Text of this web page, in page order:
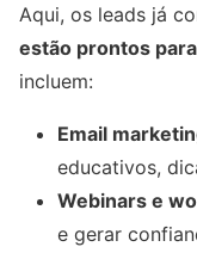
Aqui, os leads já
estão prontos
incluem:
Email
educativos,
Webinars e
e gerar